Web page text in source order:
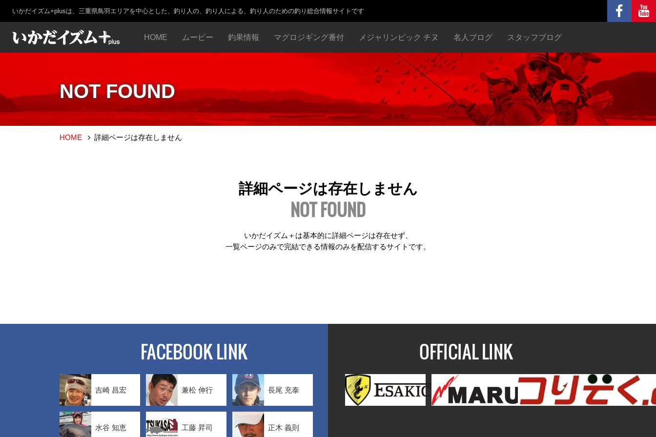
いかだイズム+plusは、三重県鳥羽エリアを中心とした、釣り人の、釣り人による、釣り人のための釣り総合情報サイトです
HOME ムービー 釣果情報 マグロジギング番付 メジャリンピック チヌ 名人ブログ スタッフブログ
NOT FOUND
HOME 詳細ページは存在しません
詳細ページは存在しません
NOT FOUND
いかだイズム＋は基本的に詳細ページは存在せず、
一覧ページのみで完結できる情報のみを配信するサイトです。
FACEBOOK LINK
吉崎 昌宏 兼松 伸行 長尾 充泰
水谷 知恵 工藤 昇司 正木 義則
OFFICIAL LINK